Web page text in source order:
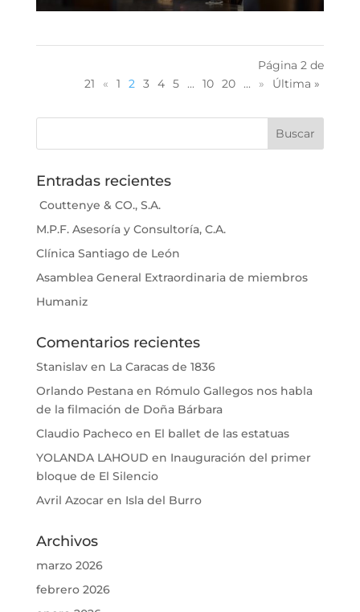
Página 2 de
21
« 1 2 3 4 5 ... 10 20 ... » Última »
Entradas recientes
Couttenye & CO., S.A.
M.P.F. Asesoría y Consultoría, C.A.
Clínica Santiago de León
Asamblea General Extraordinaria de miembros
Humaniz
Comentarios recientes
Stanislaven La Caracas de 1836
Orlando Pestanaen Rómulo Gallegos nos habla
de la filmación de Doña Bárbara
Claudio Pachecoen El ballet de las estatuas
YOLANDA LAHOUD en Inauguración del primer
bloque de El Silencio
Avril Azocaren Isla del Burro
Archivos
marzo 2026
febrero 2026